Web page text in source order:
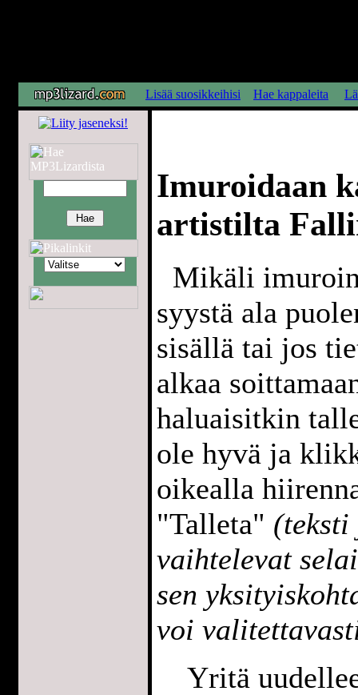
Lisää suosikkeihisi Hae kappaleita
Imuroidaan
artistilta
Mikäli
syystä ala
sisällä tai jos
alkaa
haluaisitkin
ole hyvä ja
oikealla
"Talleta"
vaihtelevat
sen
voi
Yritä